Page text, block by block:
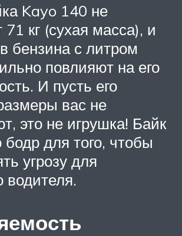
Kayo 140 не
кг (сухая масса), и
бензина с литром
повлияют на его
И пусть его
вас не
это не игрушка! Байк
бодр для того, чтобы
угрозу для
водителя.